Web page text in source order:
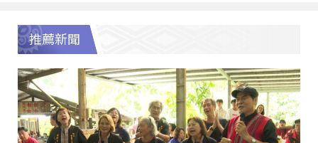
推薦新聞